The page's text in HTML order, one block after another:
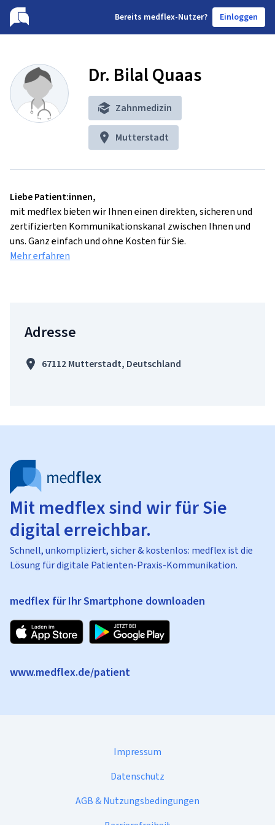
Bereits medflex-Nutzer? Einloggen
Dr. Bilal Quaas
Zahnmedizin
Mutterstadt
Liebe Patient:innen,
mit medflex bieten wir Ihnen einen direkten, sicheren und
zertifizierten Kommunikationskanal zwischen Ihnen und
uns. Ganz einfach und ohne Kosten für Sie.
Mehr erfahren
Adresse
67112 Mutterstadt, Deutschland
Mit medflex sind wir für Sie
digital erreichbar.
Schnell, unkompliziert, sicher & kostenlos: medflex ist die
Lösung für digitale Patienten-Praxis-Kommunikation.
medflex für Ihr Smartphone downloaden
www.medflex.de/patient
Impressum
Datenschutz
AGB & Nutzungsbedingungen